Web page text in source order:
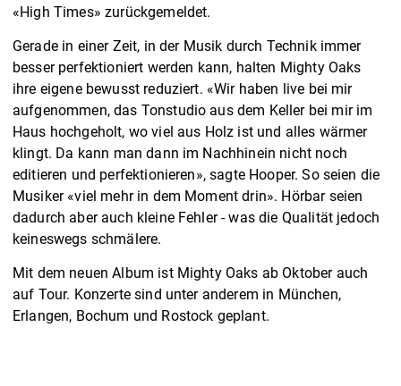
«High Times» zurückgemeldet.
Gerade in einer Zeit, in der Musik durch Technik immer
besser perfektioniert werden kann, halten Mighty Oaks
ihre eigene bewusst reduziert. «Wir haben live bei mir
aufgenommen, das Tonstudio aus dem Keller bei mir im
Haus hochgeholt, wo viel aus Holz ist und alles wärmer
klingt. Da kann man dann im Nachhinein nicht noch
editieren und perfektionieren», sagte Hooper. So seien die
Musiker «viel mehr in dem Moment drin». Hörbar seien
dadurch aber auch kleine Fehler - was die Qualität jedoch
keineswegs schmälere.
Mit dem neuen Album ist Mighty Oaks ab Oktober auch
auf Tour. Konzerte sind unter anderem in München,
Erlangen, Bochum und Rostock geplant.